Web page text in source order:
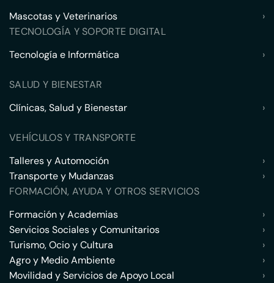
Mascotas y Veterinarios
›
TECNOLOGÍA Y SOPORTE DIGITAL
Tecnología e Informática
›
SALUD Y BIENESTAR
Clínicas, Salud y Bienestar
›
VEHÍCULOS Y TRANSPORTE
Talleres y Automoción
›
Transporte y Mudanzas
›
FORMACIÓN, AYUDA Y OTROS SERVICIOS
Formación y Academias
›
Servicios Sociales y Comunitarios
›
Turismo, Ocio y Cultura
›
Agro y Medio Ambiente
›
Movilidad y Servicios de Apoyo Local
›